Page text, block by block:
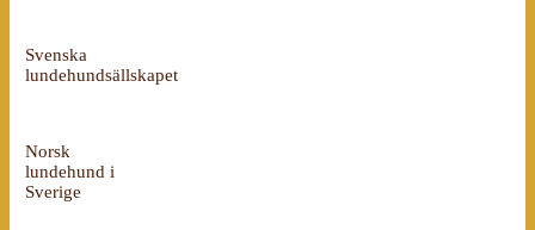
Svenska
lundehundsällskapet
Norsk
lundehund i
Sverige